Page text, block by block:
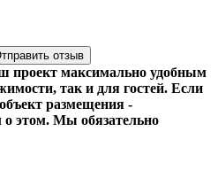
отзыв
проект максимально удобным
так и для гостей. Если
размещения -
этом. Мы обязательно